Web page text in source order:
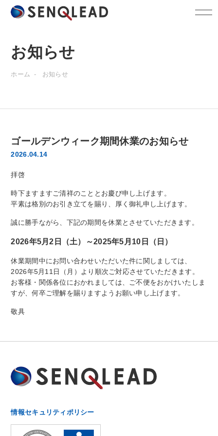
お知らせ
ホーム お知らせ
ゴールデンウィーク期間休業のお知らせ
2026.04.14
拝啓
時下ますますご清祥のこととお慶び申し上げます。
平素は格別のお引き立てを賜り、厚く御礼申し上げます。
誠に勝手ながら、下記の期間を休業とさせていただきます。
2026年5月2日（土）～2025年5月10日（日）
休業期間中にお問い合わせいただいた件に関しましては、
2026年5月11日（月）より順次ご対応させていただきます。
お客様・関係各位におかれましては、ご不便をおかけいたしま
すが、何卒ご理解を賜りますようお願い申し上げます。
敬具
情報セキュリティポリシー